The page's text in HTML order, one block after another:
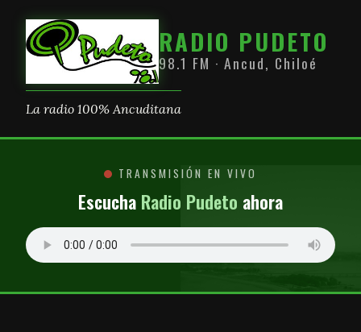
RADIO PUDETO
98.1 FM · Ancud, Chiloé
La radio 100% Ancuditana
TRANSMISIÓN EN VIVO
Escucha Radio Pudeto ahora